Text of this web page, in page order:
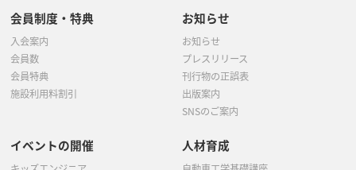
会員制度・特典
入会案内
会員数
会員特典
施設利用料割引
お知らせ
お知らせ
プレスリリース
刊行物の正誤表
出版案内
SNSのご案内
イベントの開催 人材育成